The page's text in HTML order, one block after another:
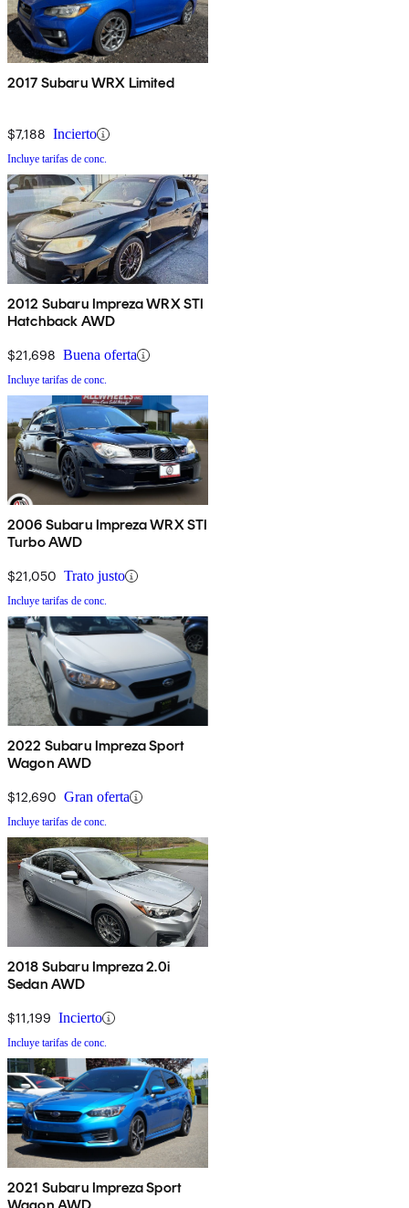
2017 Subaru WRX Limited
$7,188 Incierto
Incluye tarifas de conc.
2012 Subaru Impreza WRX STI
Hatchback AWD
$21,698 Buena oferta
Incluye tarifas de conc.
2006 Subaru Impreza WRX STI
Turbo AWD
$21,050 Trato justo
Incluye tarifas de conc.
2022 Subaru Impreza Sport
Wagon AWD
$12,690 Gran oferta
Incluye tarifas de conc.
2018 Subaru Impreza 2.0i
Sedan AWD
$11,199 Incierto
Incluye tarifas de conc.
2021 Subaru Impreza Sport